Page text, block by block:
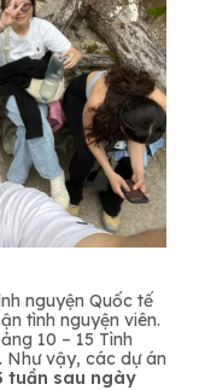
nguyện Quốc tế
tình nguyện viên.
10 – 15 Tình
Như vậy, các dự án
tuần sau ngày